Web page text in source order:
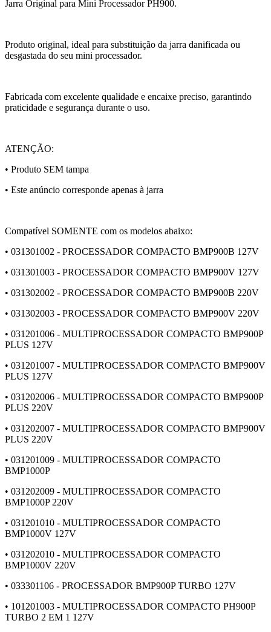
Jarra Original para Mini Processador PH900.
Produto original, ideal para substituição da jarra danificada ou
desgastada do seu mini processador.
Fabricada com excelente qualidade e encaixe preciso, garantindo
praticidade e segurança durante o uso.
ATENÇÃO:
• Produto SEM tampa
• Este anúncio corresponde apenas à jarra
Compatível SOMENTE com os modelos abaixo:
• 031301002 - PROCESSADOR COMPACTO BMP900B 127V
• 031301003 - PROCESSADOR COMPACTO BMP900V 127V
• 031302002 - PROCESSADOR COMPACTO BMP900B 220V
• 031302003 - PROCESSADOR COMPACTO BMP900V 220V
• 031201006 - MULTIPROCESSADOR COMPACTO BMP900P
PLUS 127V
• 031201007 - MULTIPROCESSADOR COMPACTO BMP900V
PLUS 127V
• 031202006 - MULTIPROCESSADOR COMPACTO BMP900P
PLUS 220V
• 031202007 - MULTIPROCESSADOR COMPACTO BMP900V
PLUS 220V
• 031201009 - MULTIPROCESSADOR COMPACTO
BMP1000P
• 031202009 - MULTIPROCESSADOR COMPACTO
BMP1000P 220V
• 031201010 - MULTIPROCESSADOR COMPACTO
BMP1000V 127V
• 031202010 - MULTIPROCESSADOR COMPACTO
BMP1000V 220V
• 033301106 - PROCESSADOR BMP900P TURBO 127V
• 101201003 - MULTIPROCESSADOR COMPACTO PH900P
TURBO 2 EM 1 127V